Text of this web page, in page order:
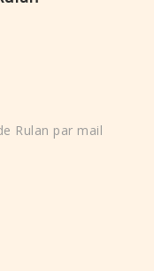
Rulan par mail